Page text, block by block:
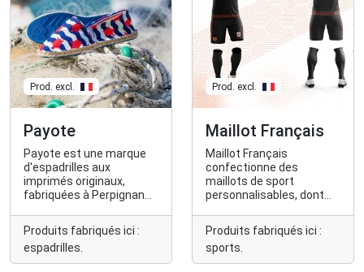
Prod. excl.
Payote
Payote est une marque
d'espadrilles aux
imprimés originaux,
fabriquées à Perpignan
marque, ouvert en
semaine au grand public
pour apprendre à
confectionner sa propre
Produits fabriqués ici :
espadrilles.
Prod. excl.
Maillot Français
Maillot Français
confectionne des
maillots de sport
personnalisables, dont
textiles recyclées.
Produits fabriqués ici :
sports.